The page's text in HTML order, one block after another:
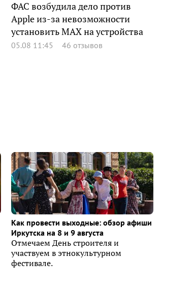
ФАС возбудила дело против
Apple из-за невозможности
установить MAX на устройства
05.08 11:45 46 отзывов
Как провести выходные: обзор афиши
Иркутска на 8 и 9 августа
Отмечаем День строителя и
участвуем в этнокультурном
фестивале.